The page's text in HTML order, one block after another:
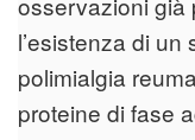
l’esistenza di
polimialgia
proteine di fase